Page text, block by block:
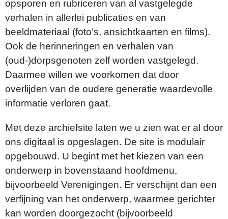
opsporen en rubriceren van al vastgelegde
verhalen in allerlei publicaties en van
beeldmateriaal (foto’s, ansichtkaarten en films).
Ook de herinneringen en verhalen van
(oud-)dorpsgenoten zelf worden vastgelegd.
Daarmee willen we voorkomen dat door
overlijden van de oudere generatie waardevolle
informatie verloren gaat.
Met deze archiefsite laten we u zien wat er al door
ons digitaal is opgeslagen. De site is modulair
opgebouwd. U begint met het kiezen van een
onderwerp in bovenstaand hoofdmenu,
bijvoorbeeld Verenigingen. Er verschijnt dan een
verfijning van het onderwerp, waarmee gerichter
kan worden doorgezocht (bijvoorbeeld